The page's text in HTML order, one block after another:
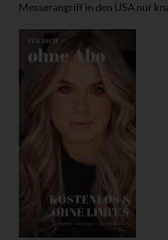
Messerangriff in den USA nur